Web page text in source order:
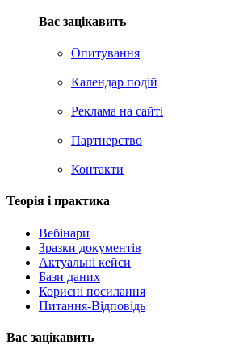
Вас зацікавить
Опитування
Календар подій
Реклама на сайтi
Партнерство
Контакти
Теорія i практика
Вебінари
Зразки документів
Актуальні кейси
Бази даних
Корисні посилання
Питання-Відповідь
Вас зацiкавить